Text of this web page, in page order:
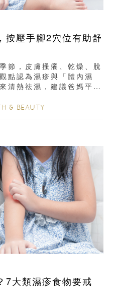
按壓手腳2穴位有助舒
節，皮膚搔癢、乾燥、脫
點認為濕疹與「體內濕
清熱祛濕，建議爸媽平時
& BEAUTY
7大類濕疹食物要戒